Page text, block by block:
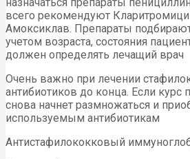
назначаться препараты
всего рекомендуют
Амоксиклав. Препараты
учетом возраста, состояния
должен определять лечащий врач
Очень важно при лечении
антибиотиков до конца. Если курс
снова начнет размножаться и
используемым антибиотикам
Антистафилококковый